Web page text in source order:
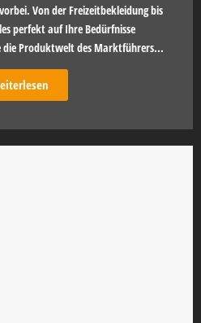
Von der Freizeitbekleidung bis
perfekt auf Ihre Bedürfnisse
die Produktwelt des Marktführers...